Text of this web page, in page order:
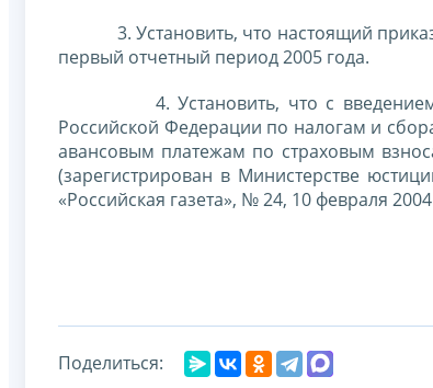
3. Установить, что настоящий приказ
первый отчетный период 2005 года.
4. Установить, что с введением в
Российской Федерации по налогам и
авансовым платежам по страховым
(зарегистрирован в Министерстве
«Российская газета», № 24, 10 февраля
Поделиться: